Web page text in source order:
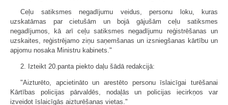
Ceļu satiksmes negadījumu veidus, personu loku, kuras
uzskatāmas par cietušām un bojā gājušām ceļu satiksmes
negadījumos, kā arī ceļu satiksmes negadījumu reģistrēšanas un
uzskaites, reģistrējamo ziņu saņemšanas un izsniegšanas kārtību un
apjomu nosaka Ministru kabinets."
2. Izteikt 20.panta piekto daļu šādā redakcijā:
"Aizturēto, apcietināto un arestēto personu īslaicīgai turēšanai
Kārtības policijas pārvaldēs, nodaļās un policijas iecirkņos var
izveidot īslaicīgās aizturēšanas vietas."